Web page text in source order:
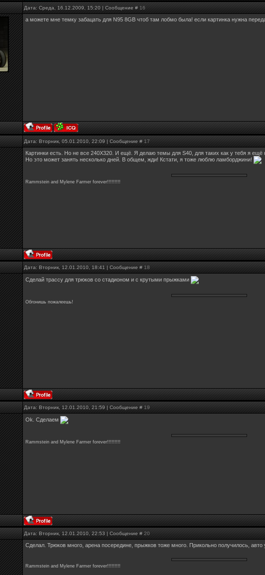
Дата: Среда, 16.12.2009, 15:20 | Сообщение # 16
а можете мне темку забацать для N95 8GB чтоб там лобмо была! если картинка нужна
Дата: Вторник, 05.01.2010, 22:09 | Сообщение # 17
Картинки есть. Но не все 240X320. И ещё. Я делаю темы для S40, для таких как у тебя я
Но это может занять несколько дней. В общем, жди! Кстати, я тоже люблю ламборджини!
Rammstein and Mylene Farmer forever!!!!!!!!!
Дата: Вторник, 12.01.2010, 18:41 | Сообщение # 18
Сделай трассу для трюков со стадионом и с крутыми прыжками
Обгонишь пожалеешь!
Дата: Вторник, 12.01.2010, 21:59 | Сообщение # 19
Ok. Сделаем
Rammstein and Mylene Farmer forever!!!!!!!!!
Дата: Вторник, 12.01.2010, 22:53 | Сообщение # 20
Сделал. Трюков много, арена посередине, прыжков тоже много. Прикольно получилось,
Rammstein and Mylene Farmer forever!!!!!!!!!